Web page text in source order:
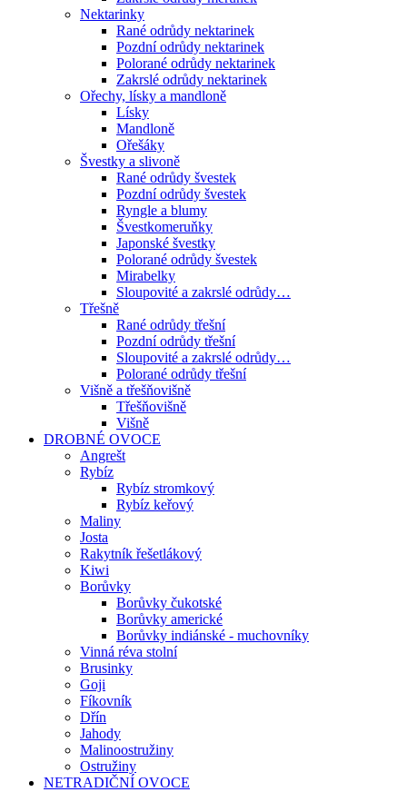
Nektarinky
Rané odrůdy nektarinek
Pozdní odrůdy nektarinek
Polorané odrůdy nektarinek
Zakrslé odrůdy nektarinek
Ořechy, lísky a mandloně
Lísky
Mandloně
Ořešáky
Švestky a slivoně
Rané odrůdy švestek
Pozdní odrůdy švestek
Ryngle a blumy
Švestkomeruňky
Japonské švestky
Polorané odrůdy švestek
Mirabelky
Sloupovité a zakrslé odrůdy…
Třešně
Rané odrůdy třešní
Pozdní odrůdy třešní
Sloupovité a zakrslé odrůdy…
Polorané odrůdy třešní
Višně a třešňovišně
Třešňovišně
Višně
DROBNÉ OVOCE
Angrešt
Rybíz
Rybíz stromkový
Rybíz keřový
Maliny
Josta
Rakytník řešetlákový
Kiwi
Borůvky
Borůvky čukotské
Borůvky americké
Borůvky indiánské - muchovníky
Vinná réva stolní
Brusinky
Goji
Fíkovník
Dřín
Jahody
Malinoostružiny
Ostružiny
NETRADIČNÍ OVOCE